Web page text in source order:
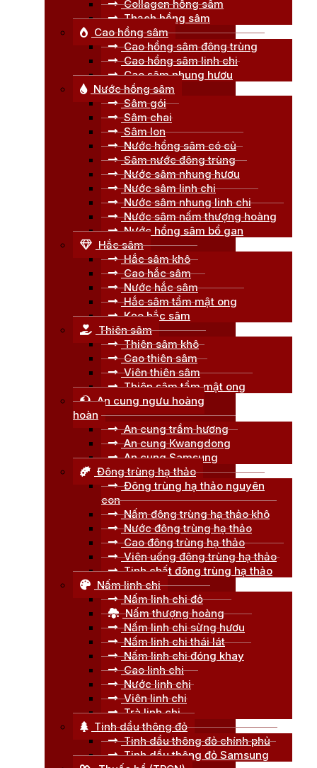
Collagen hồng sâm
Thạch hồng sâm
Cao hồng sâm
Cao hồng sâm đông trùng
Cao hồng sâm linh chi
Cao sâm nhung hươu
Nước hồng sâm
Sâm gói
Sâm chai
Sâm lon
Nước hồng sâm có củ
Sâm nước đông trùng
Nước sâm nhung hươu
Nước sâm linh chi
Nước sâm nhung linh chi
Nước sâm nấm thượng hoàng
Nước hồng sâm bổ gan
Hắc sâm
Hắc sâm khô
Cao hắc sâm
Nước hắc sâm
Hắc sâm tẩm mật ong
Kẹo hắc sâm
Thiên sâm
Thiên sâm khô
Cao thiên sâm
Viên thiên sâm
Thiên sâm tẩm mật ong
An cung ngưu hoàng
hoàn
An cung trầm hương
An cung Kwangdong
An cung Samsung
Đông trùng hạ thảo
Đông trùng hạ thảo nguyên
con
Nấm đông trùng hạ thảo khô
Nước đông trùng hạ thảo
Cao đông trùng hạ thảo
Viên uống đông trùng hạ thảo
Tinh chất đông trùng hạ thảo
Nấm linh chi
Nấm linh chi đỏ
Nấm thượng hoàng
Nấm linh chi sừng hươu
Nấm linh chi thái lát
Nấm linh chi đóng khay
Cao linh chi
Nước linh chi
Viên linh chi
Trà linh chi
Tinh dầu thông đỏ
Tinh dầu thông đỏ chính phủ
Tinh dầu thông đỏ Samsung